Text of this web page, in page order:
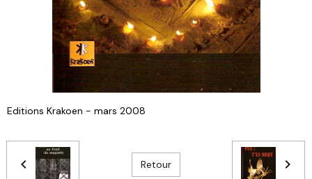
Editions Krakoen - mars 2008
Retour